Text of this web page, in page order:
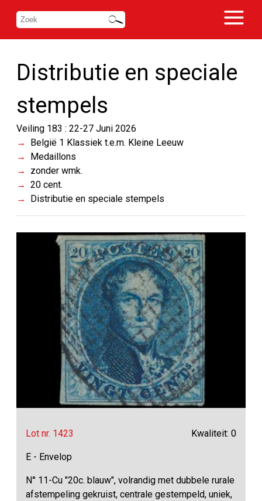
Distributie en speciale
stempels
Veiling 183 : 22-27 Juni 2026
België 1 Klassiek t.e.m. Kleine Leeuw
Medaillons
zonder wmk.
20 cent.
Distributie en speciale stempels
Lot nr. 1423 Kwaliteit: 0
E - Envelop
N° 11-Cu "20c. blauw", volrandig met dubbele rurale
afstempeling gekruist, centrale gestempeld, uniek,